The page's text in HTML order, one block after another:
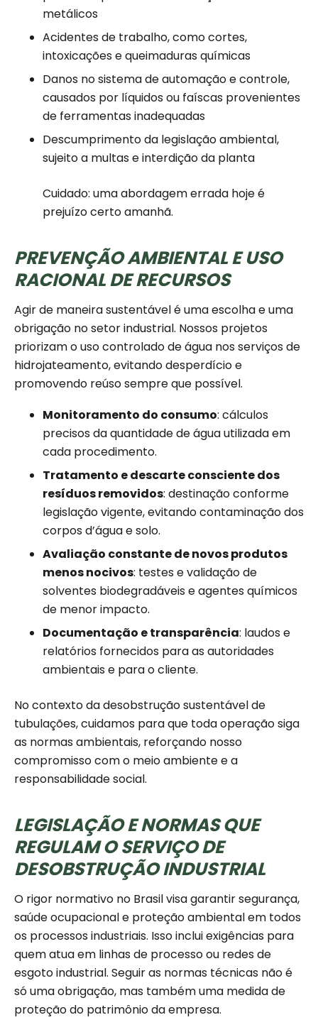
metálicos
Acidentes de trabalho, como cortes,
intoxicações e queimaduras químicas
Danos no sistema de automação e controle,
causados por líquidos ou faíscas provenientes
de ferramentas inadequadas
Descumprimento da legislação ambiental,
sujeito a multas e interdição da planta
Cuidado: uma abordagem errada hoje é
prejuízo certo amanhã.
PREVENÇÃO AMBIENTAL E USO
RACIONAL DE RECURSOS
Agir de maneira sustentável é uma escolha e uma
obrigação no setor industrial. Nossos projetos
priorizam o uso controlado de água nos serviços de
hidrojateamento, evitando desperdício e
promovendo reúso sempre que possível.
Monitoramento do consumo: cálculos
precisos da quantidade de água utilizada em
cada procedimento.
Tratamento e descarte consciente dos
resíduos removidos: destinação conforme
legislação vigente, evitando contaminação dos
corpos d’água e solo.
Avaliação constante de novos produtos
menos nocivos: testes e validação de
solventes biodegradáveis e agentes químicos
de menor impacto.
Documentação e transparência: laudos e
relatórios fornecidos para as autoridades
ambientais e para o cliente.
No contexto da desobstrução sustentável de
tubulações, cuidamos para que toda operação siga
as normas ambientais, reforçando nosso
compromisso com o meio ambiente e a
responsabilidade social.
LEGISLAÇÃO E NORMAS QUE
REGULAM O SERVIÇO DE
DESOBSTRUÇÃO INDUSTRIAL
O rigor normativo no Brasil visa garantir segurança,
saúde ocupacional e proteção ambiental em todos
os processos industriais. Isso inclui exigências para
quem atua em linhas de processo ou redes de
esgoto industrial. Seguir as normas técnicas não é
só uma obrigação, mas também uma medida de
proteção do patrimônio da empresa.